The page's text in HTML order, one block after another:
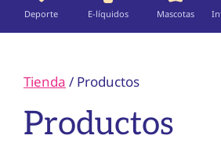
Deporte E-líquidos Mascotas
Tienda / Productos
Productos